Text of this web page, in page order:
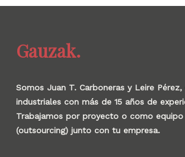
Gauzak.
Somos Juan T. Carboneras y Leire Pérez,
industriales con más de 15 años de
Trabajamos por proyecto o como
(outsourcing) junto con tu empresa.